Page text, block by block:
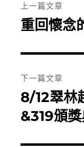
章
覽
上一篇文章
上
篇
文
章:
重回懷念
下一篇文章
下
一
8/12翠林
&319頒